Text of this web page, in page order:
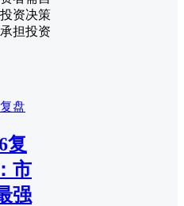
资决策
担投资
盘
复
市
强